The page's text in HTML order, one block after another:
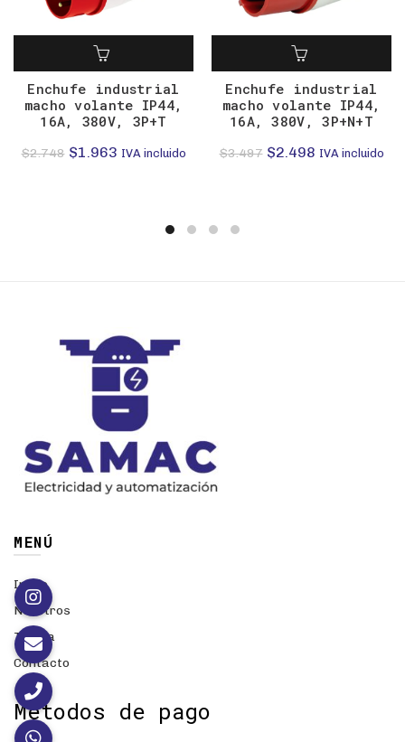
Enchufe industrial
macho volante IP44,
16A, 380V, 3P+T
$2.748 El
$1.963ElIVA incluido
Enchufe industrial
macho volante IP44,
16A, 380V, 3P+N+T
$3.497 El
$2.498ElIVA incluido
MENÚ
Inicio
Nosotros
Tienda
Contacto
Métodos de pago